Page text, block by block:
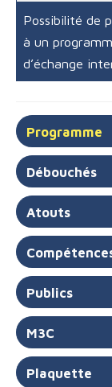
Possibilité de
à un
d’échange
Programme
Débouchés
Atouts
Publics
M3C
Plaquette